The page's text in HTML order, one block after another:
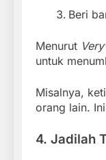
Beri
Menurut
untuk
Misalnya,
orang lain.
4. Jadilah